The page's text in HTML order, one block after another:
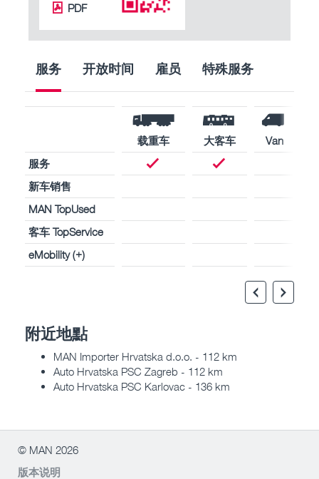
PDF
服务 开放时间 雇员 特殊服务
载重车 大客车
Van
服务
新车销售
MAN TopUsed
客车 TopService
eMobility (+)
附近地點
MAN Importer Hrvatska d.o.o. - 112 km
Auto Hrvatska PSC Zagreb - 112 km
Auto Hrvatska PSC Karlovac - 136 km
© MAN 2026
版本说明